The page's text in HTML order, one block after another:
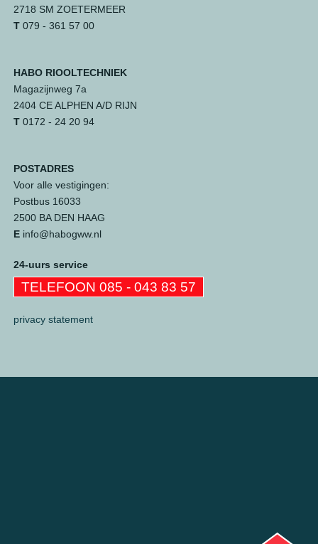
2718 SM ZOETERMEER
T079 - 361 57 00
HABO RIOOLTECHNIEK
Magazijnweg 7a
2404 CE ALPHEN A/D RIJN
T0172 - 24 20 94
POSTADRES
Voor alle vestigingen:
Postbus 16033
2500 BA DEN HAAG
Einfo@habogww.nl
24-uurs service
TELEFOON 085 - 043 83 57
privacy statement